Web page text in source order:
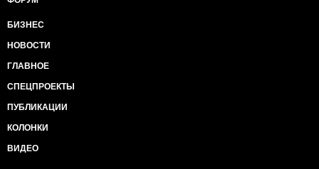
БИЗНЕС
НОВОСТИ
ГЛАВНОЕ
СПЕЦПРОЕКТЫ
ПУБЛИКАЦИИ
КОЛОНКИ
ВИДЕО